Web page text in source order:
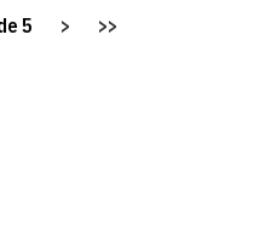
5 > >>